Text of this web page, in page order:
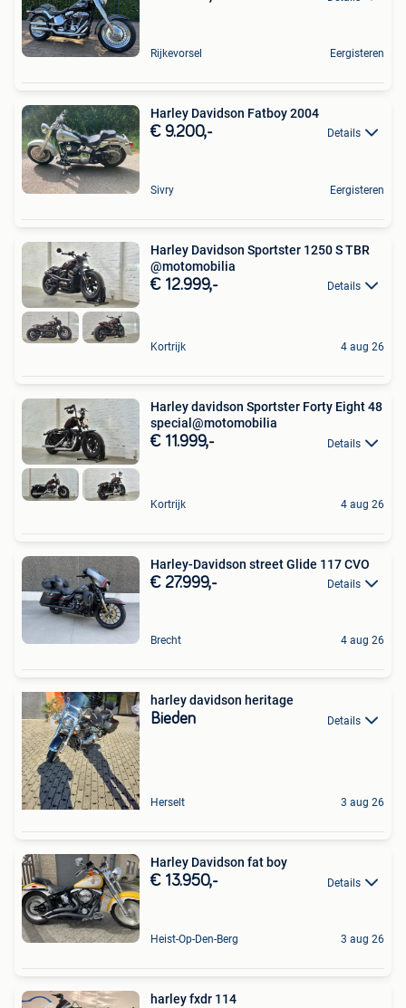
Rijkevorsel Eergisteren
Harley Davidson Fatboy 2004
€ 9.200,- Details
Sivry Eergisteren
Harley Davidson Sportster 1250 S TBR
@motomobilia
€ 12.999,- Details
Kortrijk 4 aug 26
Harley davidson Sportster Forty Eight 48
special@motomobilia
€ 11.999,- Details
Kortrijk 4 aug 26
Harley-Davidson street Glide 117 CVO
€ 27.999,- Details
Brecht 4 aug 26
harley davidson heritage
Bieden Details
Herselt 3 aug 26
Harley Davidson fat boy
€ 13.950,- Details
Heist-Op-Den-Berg 3 aug 26
harley fxdr 114